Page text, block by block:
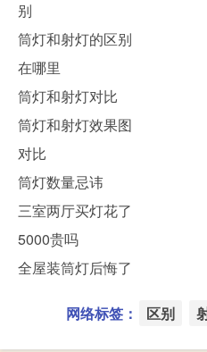
别
筒灯和射灯的区别
在哪里
筒灯和射灯对比
筒灯和射灯效果图
对比
筒灯数量忌讳
三室两厅买灯花了
5000贵吗
全屋装筒灯后悔了
网络标签： 区别